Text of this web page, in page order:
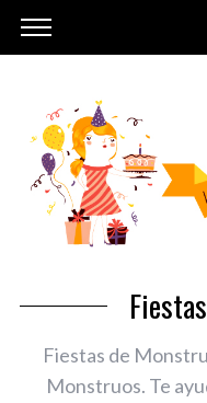
Fiestas de
Monstruos. Te